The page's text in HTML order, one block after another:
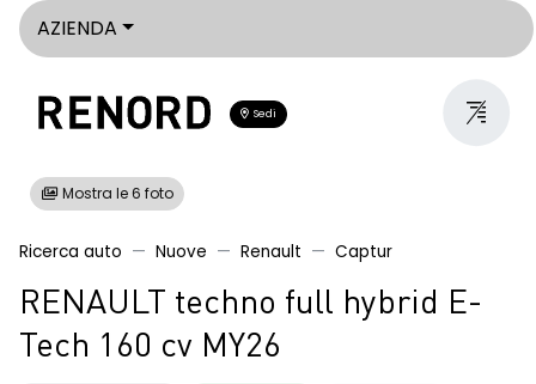
AZIENDA
Sedi
Mostra le 6 foto
Ricerca auto Nuove Renault Captur
RENAULT techno full hybrid E-
Tech 160 cv MY26